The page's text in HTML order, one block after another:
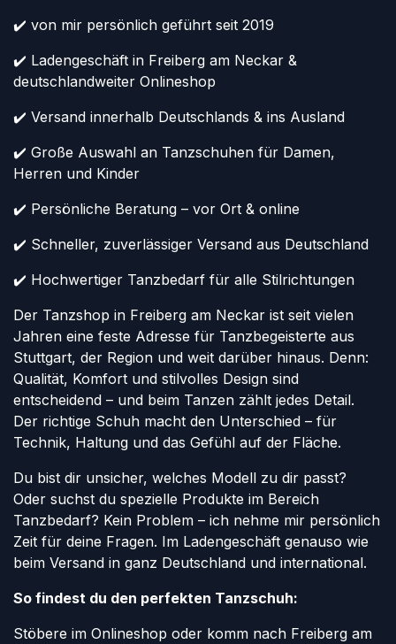
✔️ von mir persönlich geführt seit 2019
✔️ Ladengeschäft in Freiberg am Neckar &
deutschlandweiter Onlineshop
✔️ Versand innerhalb Deutschlands & ins Ausland
✔️ Große Auswahl an Tanzschuhen für Damen,
Herren und Kinder
✔️ Persönliche Beratung – vor Ort & online
✔️ Schneller, zuverlässiger Versand aus Deutschland
✔️ Hochwertiger Tanzbedarf für alle Stilrichtungen
Der Tanzshop in Freiberg am Neckar ist seit vielen
Jahren eine feste Adresse für Tanzbegeisterte aus
Stuttgart, der Region und weit darüber hinaus. Denn:
Qualität, Komfort und stilvolles Design sind
entscheidend – und beim Tanzen zählt jedes Detail.
Der richtige Schuh macht den Unterschied – für
Technik, Haltung und das Gefühl auf der Fläche.
Du bist dir unsicher, welches Modell zu dir passt?
Oder suchst du spezielle Produkte im Bereich
Tanzbedarf? Kein Problem – ich nehme mir persönlich
Zeit für deine Fragen. Im Ladengeschäft genauso wie
beim Versand in ganz Deutschland und international.
So findest du den perfekten Tanzschuh:
Stöbere im Onlineshop oder komm nach Freiberg am